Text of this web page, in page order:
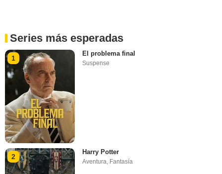
Series más esperadas
1
El problema final
Suspense
2
Harry Potter
Aventura, Fantasía